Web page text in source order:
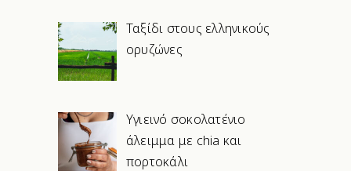
Ταξίδι στους ελληνικούς
ορυζώνες
Υγιεινό σοκολατένιο
άλειμμα με chia και
πορτοκάλι